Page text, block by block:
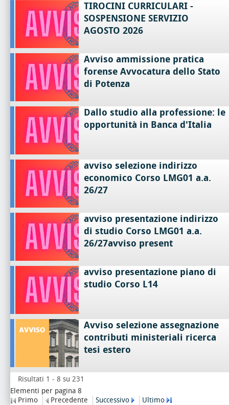
TIROCINI CURRICULARI -
SOSPENSIONE SERVIZIO
AGOSTO 2026
Avviso ammissione pratica
forense Avvocatura dello Stato
di Potenza
Dallo studio alla professione: le
opportunità in Banca d'Italia
avviso selezione indirizzo
economico Corso LMG01 a.a.
26/27
avviso presentazione indirizzo
di studio Corso LMG01 a.a.
26/27avviso present
avviso presentazione piano di
studio Corso L14
Avviso selezione assegnazione
contributi ministeriali ricerca
tesi estero
Risultati 1 - 8 su 231
Elementi per pagina 8
Primo
Precedente Successivo Ultimo